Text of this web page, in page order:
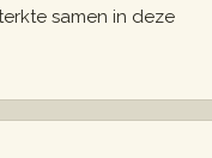
samen in deze